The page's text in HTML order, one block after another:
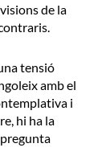
de la
tensió
amb el
i
hi ha la